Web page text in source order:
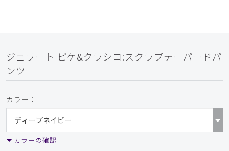
ジェラート ピケ&クラシコ:スクラブテーパードパ
ンツ
カラー：
カラーの確認